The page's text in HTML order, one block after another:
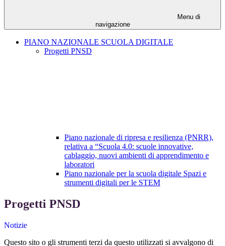
Menu di
navigazione
PIANO NAZIONALE SCUOLA DIGITALE
Progetti PNSD
Piano nazionale di ripresa e resilienza (PNRR),
relativa a “Scuola 4.0: scuole innovative,
cablaggio, nuovi ambienti di apprendimento e
laboratori
Piano nazionale per la scuola digitale Spazi e
strumenti digitali per le STEM
Progetti PNSD
Notizie
Questo sito o gli strumenti terzi da questo utilizzati si avvalgono di